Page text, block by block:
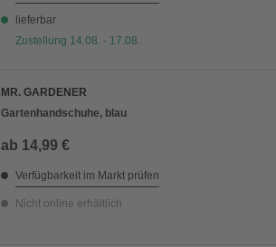
lieferbar
Zustellung 14.08. - 17.08.
MR. GARDENER
Gartenhandschuhe, blau
ab 14,99 €
Verfügbarkeit im Markt prüfen
Nicht online erhältlich